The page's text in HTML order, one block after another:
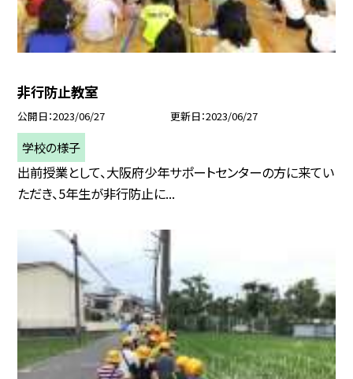
非行防止教室
公開日 2023/06/27 更新日 2023/06/27
学校の様子
出前授業として、大阪府少年サポートセンターの方に来てい
ただき、5年生が非行防止に...